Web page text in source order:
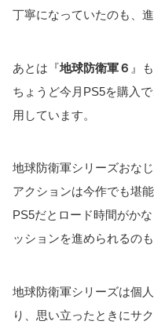
丁寧になっていたのも、
あとは『地球防衛軍６ 』
ちょうど今月PS5を購入
用しています。
地球防衛軍シリーズおな
アクションは今作でも堪能
PS5だとロード時間がか
ッションを進められるのも
地球防衛軍シリーズは個
り、思い立ったときにサ